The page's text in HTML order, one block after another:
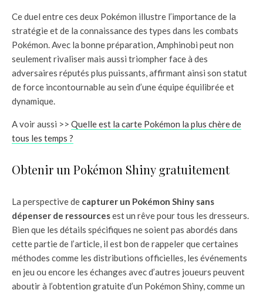
Ce duel entre ces deux Pokémon illustre l’importance de la
stratégie et de la connaissance des types dans les combats
Pokémon. Avec la bonne préparation, Amphinobi peut non
seulement rivaliser mais aussi triompher face à des
adversaires réputés plus puissants, affirmant ainsi son statut
de force incontournable au sein d’une équipe équilibrée et
dynamique.
A voir aussi >> Quelle est la carte Pokémon la plus chère de
tous les temps ?
Obtenir un Pokémon Shiny gratuitement
La perspective de capturer un Pokémon Shiny sans
dépenser de ressourcesest un rêve pour tous les dresseurs.
Bien que les détails spécifiques ne soient pas abordés dans
cette partie de l’article, il est bon de rappeler que certaines
méthodes comme les distributions officielles, les événements
en jeu ou encore les échanges avec d’autres joueurs peuvent
aboutir à l’obtention gratuite d’un Pokémon Shiny, comme un